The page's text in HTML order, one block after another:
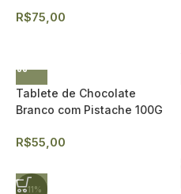
R$75,00
Tablete de Chocolate
Branco com Pistache 100G
R$55,00
- 11%